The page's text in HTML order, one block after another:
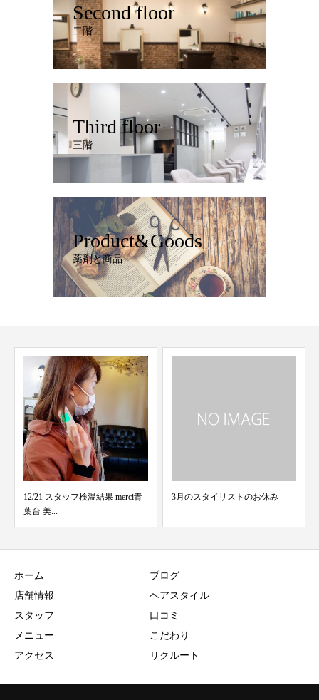
Second floor
二階
Third floor
三階
Product&Goods
薬剤と商品
3月のスタイリストのお休み
9/1 スタッフ検温結果 merci青葉
ホーム
店舗情報
スタッフ
メニュー
アクセス
ブログ
ヘアスタイル
口コミ
こだわり
リクルート